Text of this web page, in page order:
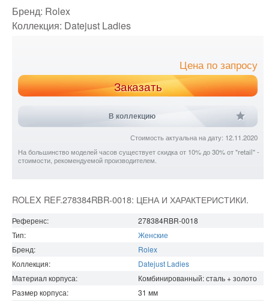
Бренд: Rolex
Коллекция: Datejust Ladies
Цена по запросу
Заказать
В коллекцию
Стоимость актуальна на дату: 12.11.2020
На большинство моделей часов существует скидка от 10% до 30% от "retail" -
стоимости, рекомендуемой производителем.
ROLEX REF.278384RBR-0018: ЦЕНА И ХАРАКТЕРИСТИКИ.
Референс:
278384RBR-0018
Тип:
Женские
Бренд:
Rolex
Коллекция:
Datejust Ladies
Материал корпуса:
Комбинированный: сталь + золото
Размер корпуса:
31 мм